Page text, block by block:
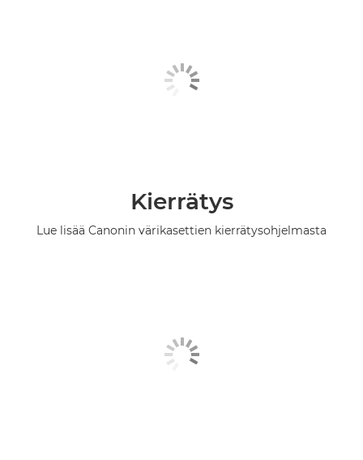
Kierrätys
Lue lisää Canonin värikasettien kierrätysohjelmasta